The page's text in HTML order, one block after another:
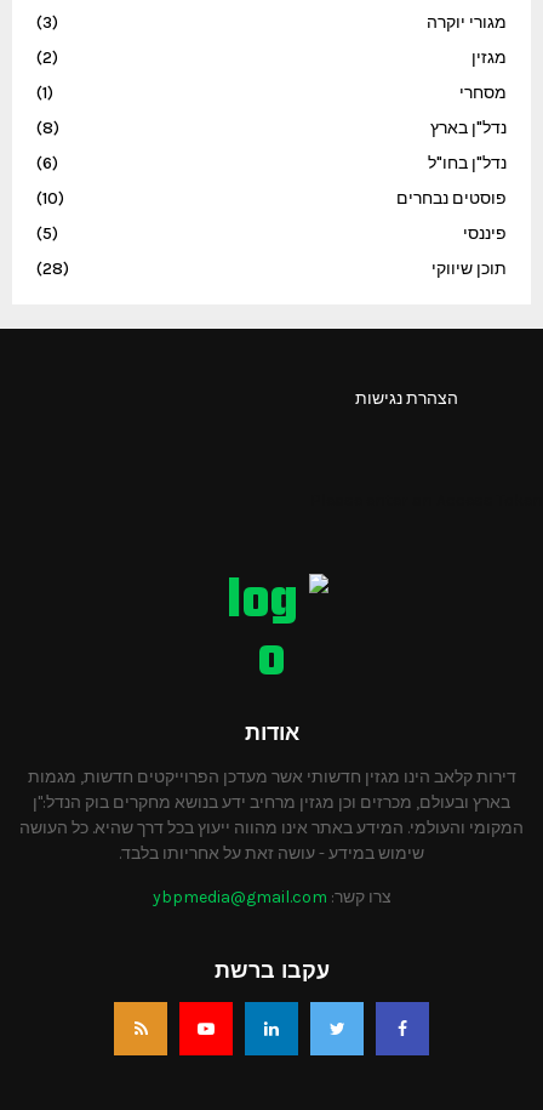
מגורי יוקרה
(3)
מגזין
(2)
מסחרי
(1)
נדל"ן בארץ
(8)
נדל"ן בחו"ל
(6)
פוסטים נבחרים
(10)
פיננסי
(5)
תוכן שיווקי
(28)
הצהרת נגישות
אודות
דירות קלאב הינו מגזין חדשותי אשר מעדכן הפרוייקטים חדשות, מגמות
בארץ ובעולם, מכרזים וכן מגזין מרחיב ידע בנושא מחקרים בוק הנדל:"ן
המקומי והעולמי. המידע באתר אינו מהווה ייעוץ בכל דרך שהיא. כל העושה
שימוש במידע - עושה זאת על אחריותו בלבד.
צרו קשר: ybpmedia@gmail.com
עקבו ברשת